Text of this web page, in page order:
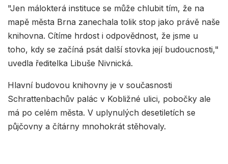
"Jen málokterá instituce se může chlubit tím, že na
mapě města Brna zanechala tolik stop jako právě naše
knihovna. Cítíme hrdost i odpovědnost, že jsme u
toho, kdy se začíná psát další stovka její budoucnosti,"
uvedla ředitelka Libuše Nivnická.
Hlavní budovou knihovny je v současnosti
Schrattenbachův palác v Kobližné ulici, pobočky ale
má po celém města. V uplynulých desetiletích se
půjčovny a čítárny mnohokrát stěhovaly.